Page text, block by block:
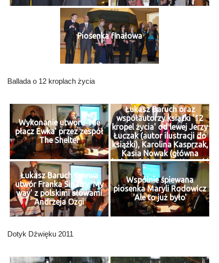
Piosenka finałowa
Ballada o 12 kroplach życia
Wykonanie utworu 'Nie
płacz Ewka' przez zespół
The Shelter
Łukasz Baruch oraz
współautorzy książki '12
kropel życia' od lewej Jerzy
Łuczak (autor ilustracji do
książki), Karolina Kasprzak,
Kasia Nowak (główna
bohaterka),Roman Kawecki
Łukasz Baruch śpiewa
utwór Franka Sinatry 'My
way' z polskimi słowami
Andrzeja Ozgi
Wspólnie śpiewana
piosenka Maryli Rodowicz
'Ale to już było'
Dotyk Dźwięku 2011